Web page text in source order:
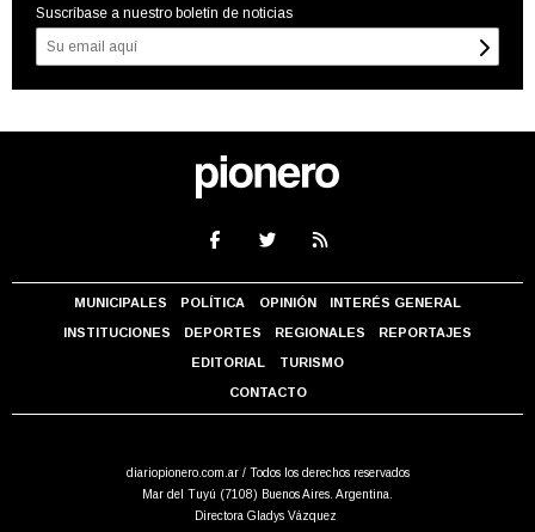
Suscríbase a nuestro boletín de noticias
MUNICIPALES POLÍTICA OPINIÓN INTERÉS GENERAL
INSTITUCIONES DEPORTES REGIONALES REPORTAJES
EDITORIAL TURISMO
CONTACTO
diariopionero.com.ar / Todos los derechos reservados
Mar del Tuyú (7108) Buenos Aires. Argentina.
Directora Gladys Vázquez